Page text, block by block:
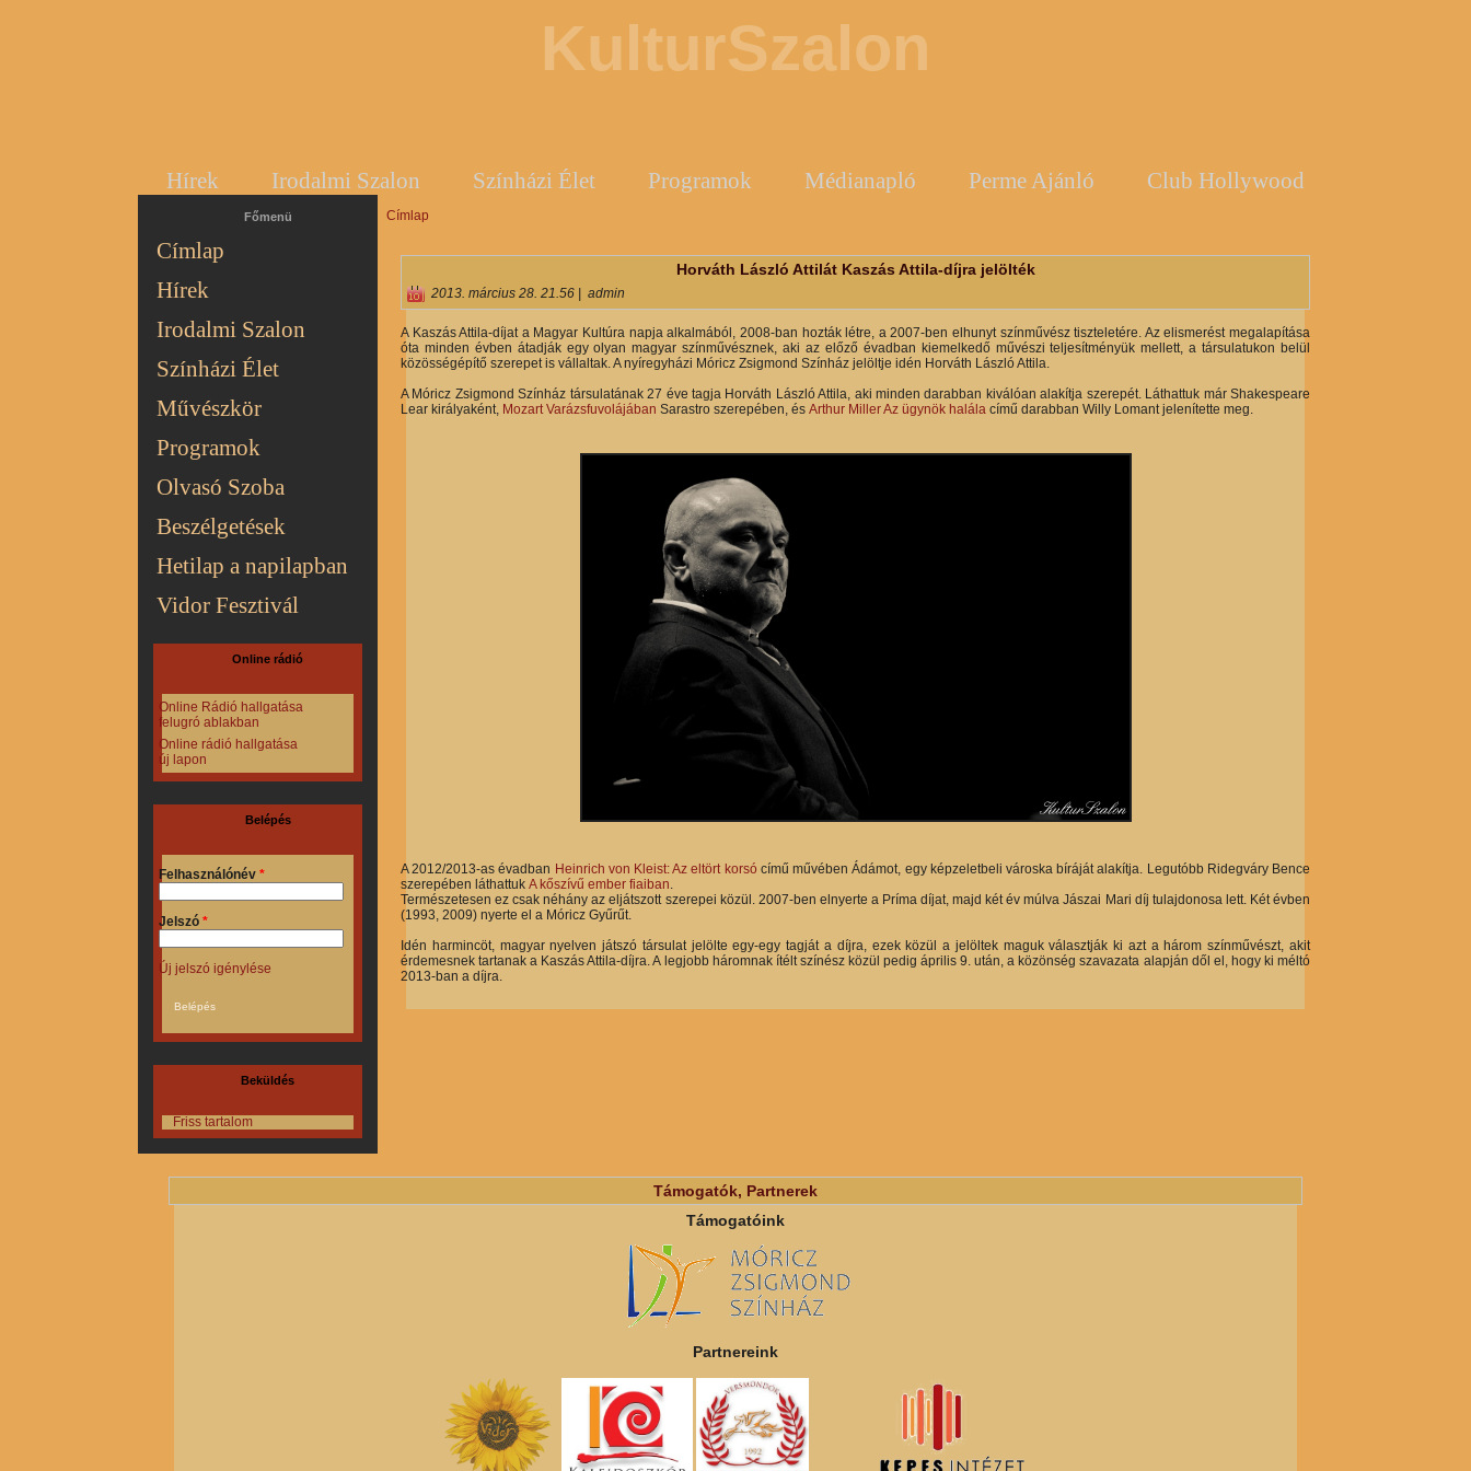
KulturSzalon
Hírek Irodalmi Szalon Színházi Élet Programok Médianapló Perme Ajánló Club Hollywood
Főmenü
Címlap
Hírek
Irodalmi Szalon
Színházi Élet
Művészkör
Programok
Olvasó Szoba
Beszélgetések
Hetilap a napilapban
Vidor Fesztivál
Online rádió
Online Rádió hallgatása
felugró ablakban
Online rádió hallgatása
új lapon
Belépés
Felhasználónév *
Jelszó *
Új jelszó igénylése
Beküldés
Friss tartalom
Jelenlegi hely
Címlap
Horváth László Attilát Kaszás Attila-díjra jelölték
2013. március 28. 21.56 admin
A Kaszás Attila-díjat a Magyar Kultúra napja alkalmából, 2008-ban hozták létre, a 2007-ben elhunyt színművész tiszteletére. Az elismerést megalapítása
óta minden évben átadják egy olyan magyar színművésznek, aki az előző évadban kiemelkedő művészi teljesítményük mellett, a társulatukon belül
közösségépítő szerepet is vállaltak. A nyíregyházi Móricz Zsigmond Színház jelöltje idén Horváth László Attila.
A Móricz Zsigmond Színház társulatának 27 éve tagja Horváth László Attila, aki minden darabban kiválóan alakítja szerepét. Láthattuk már Shakespeare
Lear királyaként, Mozart Varázsfuvolájában Sarastro szerepében, és Arthur Miller Az ügynök halála című darabban Willy Lomant jelenítette meg.
A 2012/2013-as évadban Heinrich von Kleist: Az eltört korsó című művében Ádámot, egy képzeletbeli városka bíráját alakítja. Legutóbb Ridegváry Bence
szerepében láthattuk A kőszívű ember fiaiban.
Természetesen ez csak néhány az eljátszott szerepei közül. 2007-ben elnyerte a Príma díjat, majd két év múlva Jászai Mari díj tulajdonosa lett. Két évben
(1993, 2009) nyerte el a Móricz Gyűrűt.
Idén harmincöt, magyar nyelven játszó társulat jelölte egy-egy tagját a díjra, ezek közül a jelöltek maguk választják ki azt a három színművészt, akit
érdemesnek tartanak a Kaszás Attila-díjra. A legjobb háromnak ítélt színész közül pedig április 9. után, a közönség szavazata alapján dől el, hogy ki méltó
2013-ban a díjra.
Támogatók, Partnerek
Támogatóink
Partnereink